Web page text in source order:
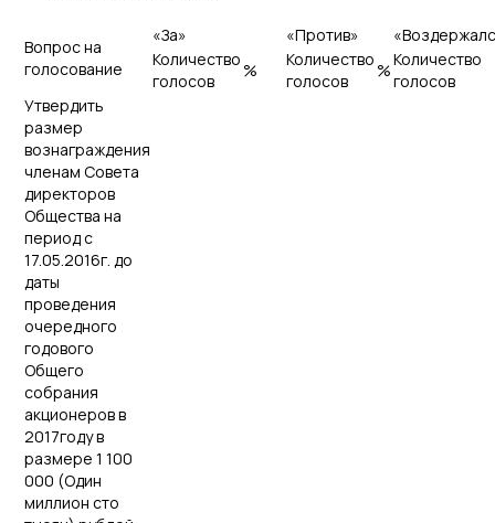
Вопрос на
голосование
«За» «Против»
Количество
голосов
%
Количество
голосов
%
Количество
голосов
Утвердить
размер
вознаграждения
членам Совета
директоров
Общества на
период с
17.05.2016г. до
даты
проведения
очередного
годового
Общего
собрания
акционеров в
2017году в
размере 1 100
000 (Один
миллион сто